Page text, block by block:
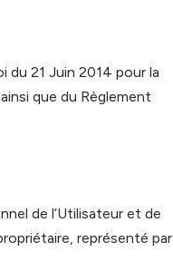
21 Juin 2014 pour la
que du Règlement
de l’Utilisateur et de
représenté par